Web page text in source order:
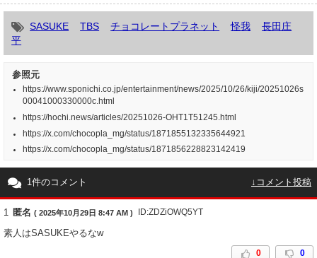
SASUKE TBS チョコレートプラネット 怪我
長田庄
平
参照元
https://www.sponichi.co.jp/entertainment/news/2025/10/26/kiji/20251026s
00041000330000c.html
https://hochi.news/articles/20251026-OHT1T51245.html
https://x.com/chocopla_mg/status/1871855132335644921
https://x.com/chocopla_mg/status/1871856228823142419
1件のコメント ↓コメント投稿
1 匿名 ( 2025年10月29日 8:47 AM ) ID:ZDZiOWQ5YT
素人はSASUKEやるなw
0 0